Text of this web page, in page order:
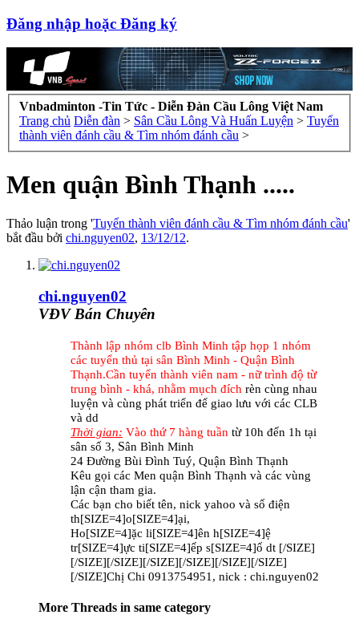
Đăng nhập hoặc Đăng ký
Vnbadminton -Tin Tức - Diễn Đàn Cầu Lông Việt Nam
Trang chủ Diễn đàn > Sân Cầu Lông Và Huấn Luyện > Tuyển
thành viên đánh cầu & Tìm nhóm đánh cầu >
Men quận Bình Thạnh .....
Thảo luận trong 'Tuyển thành viên đánh cầu & Tìm nhóm đánh cầu'
bắt đầu bởi chi.nguyen02, 13/12/12.
chi.nguyen02
VĐV Bán Chuyên
Thành lập nhóm clb Bình Minh tập họp 1 nhóm
các tuyển thủ tại sân Bình Minh - Quận Bình
Thạnh.Cần tuyển thành viên nam - nữ trình độ từ
trung bình - khá, nhằm mụch đích rèn cùng nhau
luyện và cùng phát triển để giao lưu với các CLB
và dd
Thời gian: Vào thứ 7 hàng tuần từ 10h đến 1h tại
sân số 3, Sân Bình Minh
24 Đường Bùi Đình Tuý, Quận Bình Thạnh
Kêu gọi các Men quận Bình Thạnh và các vùng
lận cận tham gia.
Các bạn cho biết tên, nick yahoo và số điện
th[SIZE=4]o[SIZE=4]ại,
Ho[SIZE=4]ặc li[SIZE=4]ên h[SIZE=4]ệ
tr[SIZE=4]ực ti[SIZE=4]ếp s[SIZE=4]ố dt [/SIZE]
[/SIZE][/SIZE][/SIZE][/SIZE][/SIZE][/SIZE]
[/SIZE]Chị Chi 0913754951, nick : chi.nguyen02
More Threads in same category